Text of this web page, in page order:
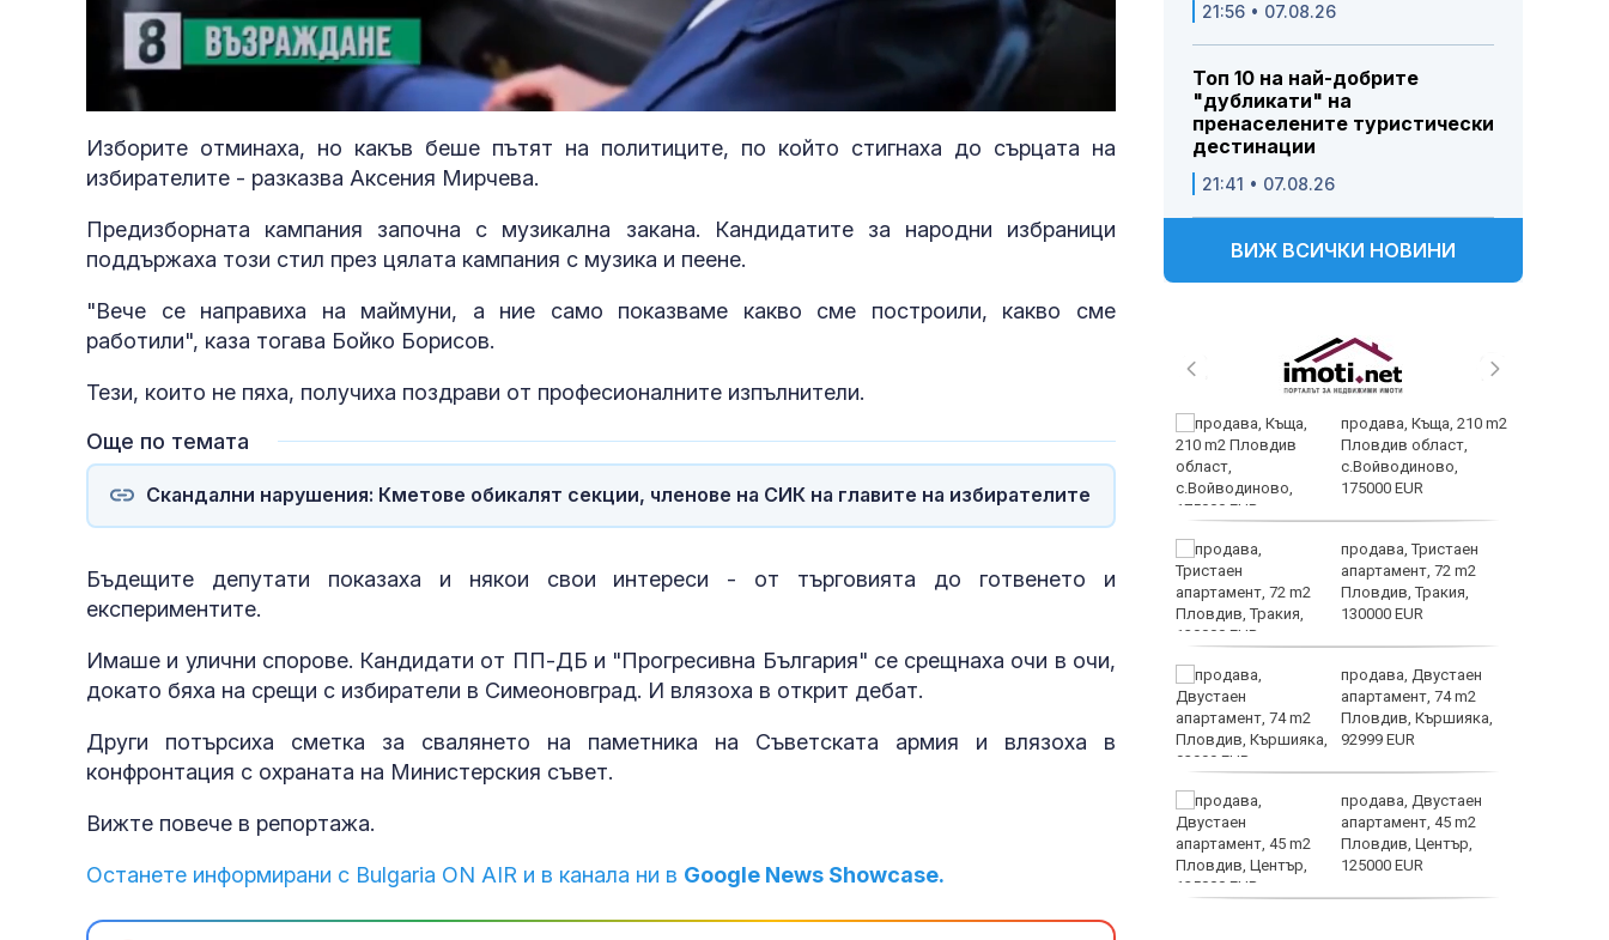
Изборите отминаха, но какъв беше пътят на политиците, по който стигнаха до сърцата на
избирателите - разказва Аксения Мирчева.
Предизборната кампания започна с музикална закана. Кандидатите за народни избраници
поддържаха този стил през цялата кампания с музика и пеене.
"Вече се направиха на маймуни, а ние само показваме какво сме построили, какво сме
работили", каза тогава Бойко Борисов.
Тези, които не пяха, получиха поздрави от професионалните изпълнители.
Още по темата
Скандални нарушения: Кметове обикалят секции, членове на СИК на главите на избирателите
Бъдещите депутати показаха и някои свои интереси - от търговията до готвенето и
експериментите.
Имаше и улични спорове. Кандидати от ПП-ДБ и "Прогресивна България" се срещнаха очи в очи,
докато бяха на срещи с избиратели в Симеоновград. И влязоха в открит дебат.
Други потърсиха сметка за свалянето на паметника на Съветската армия и влязоха в
конфронтация с охраната на Министерския съвет.
Вижте повече в репортажа.
Останете информирани с Bulgaria ON AIR и в канала ни в Google News Showcase.
21:56 • 07.08.26
Топ 10 на най-добрите
"дубликати" на
пренаселените туристически
дестинации
21:41 • 07.08.26
ВИЖ ВСИЧКИ НОВИНИ
на Олимпийските игри
е подкопаване на
глобалните санкции
Клум
Тайната ваканция на
Си: Какво се случва в
дехидратация при
кърмачета: какво
трябва да знаят
трябва ли да се
притесняваме?
кърмени през първите
продава, Къща, 210 m2
Пловдив област,
с.Войводиново,
175000 EUR
продава, Тристаен
апартамент, 72 m2
Пловдив, Тракия,
130000 EUR
продава, Двустаен
апартамент, 74 m2
Пловдив, Кършияка,
92999 EUR
продава, Двустаен
апартамент, 45 m2
Пловдив, Център,
125000 EUR